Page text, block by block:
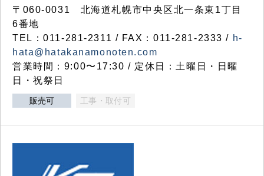
〒060-0031 北海道札幌市中央区北一条東1丁目
6番地
TEL：011-281-2311 / FAX：011-281-2333 / h-
hata@hatakanamonoten.com
営業時間：9:00〜17:30 / 定休日：土曜日・日曜
日・祝祭日
販売可 工事・取付可